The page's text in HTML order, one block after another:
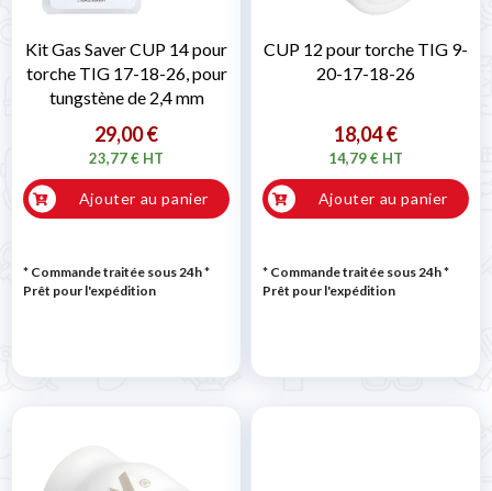
Kit Gas Saver CUP 14 pour
torche TIG 17-18-26, pour
tungstène de 2,4 mm
29,00 €
23,77 € HT
Ajouter au panier
* Commande traitée sous 24h*
Prêt pour l'expédition
CUP 12 pour torche TIG 9-
20-17-18-26
18,04 €
14,79 € HT
Ajouter au panier
* Commande traitée sous 24h*
Prêt pour l'expédition